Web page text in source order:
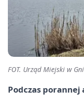
FOT. Urząd Miejski w
Podczas porannej